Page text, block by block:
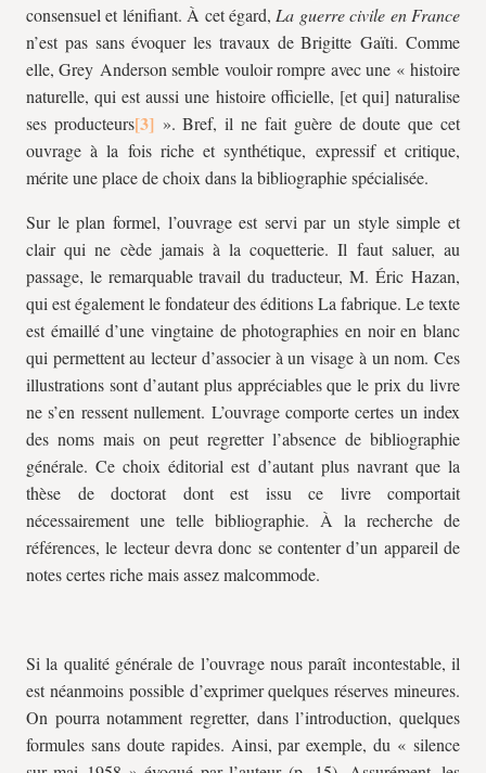
consensuel et lénifiant. À cet égard, La guerre civile en France
n’est pas sans évoquer les travaux de Brigitte Gaïti. Comme
elle, Grey Anderson semble vouloir rompre avec une « histoire
naturelle, qui est aussi une histoire officielle, [et qui] naturalise
ses producteurs
». Bref, il ne fait guère de doute que cet
ouvrage à la fois riche et synthétique, expressif et critique,
mérite une place de choix dans la bibliographie spécialisée.
Sur le plan formel, l’ouvrage est servi par un style simple et
clair qui ne cède jamais à la coquetterie. Il faut saluer, au
passage, le remarquable travail du traducteur, M. Éric Hazan,
qui est également le fondateur des éditionsLa fabrique. Le texte
est émaillé d’une vingtaine de photographies en noir en blanc
qui permettent au lecteur d’associer à un visage à un nom. Ces
illustrations sont d’autant plus appréciables que le prix du livre
ne s’en ressent nullement. L’ouvrage comporte certes un index
des noms mais on peut regretter l’absence de bibliographie
générale. Ce choix éditorial est d’autant plus navrant que la
thèse de doctorat dont est issu ce livre comportait
nécessairement une telle bibliographie. À la recherche de
références, le lecteur devra donc se contenter d’un appareil de
notes certes riche mais assez malcommode.
Si la qualité générale de l’ouvrage nous paraît incontestable, il
est néanmoins possible d’exprimer quelques réserves mineures.
On pourra notamment regretter, dans l’introduction, quelques
formules sans doute rapides. Ainsi, par exemple, du « silence